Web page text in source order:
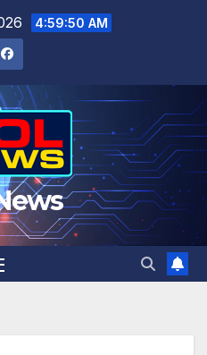
4:59:50 AM